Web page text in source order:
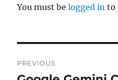
You must belogged in to
navigation
PREVIOUS